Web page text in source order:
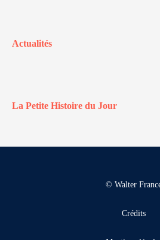
Actualités
La Petite Histoire du Jour
© Walter
Crédits